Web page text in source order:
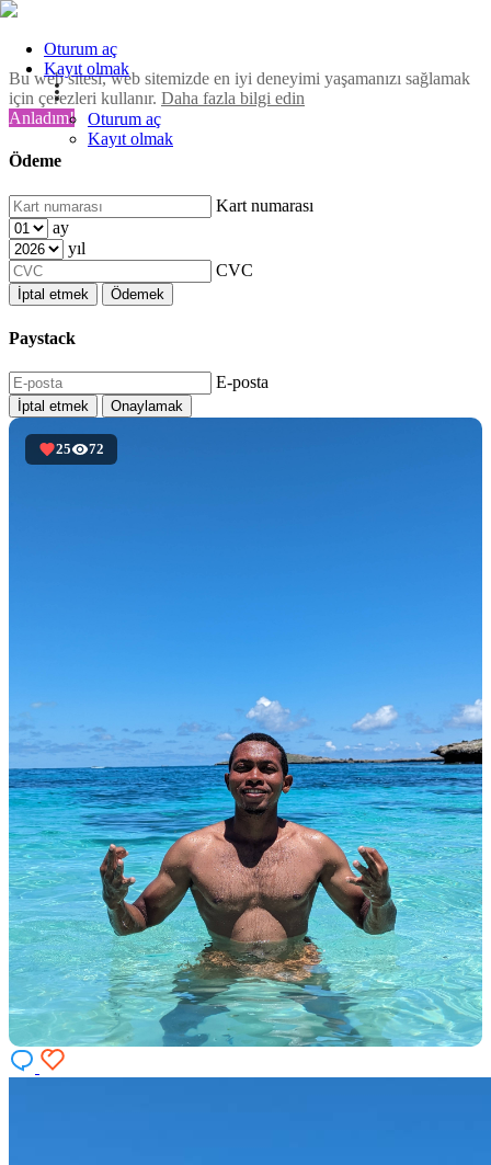
Bu web sitesi, web sitemizde en iyi deneyimi yaşamanızı sağlamak
için çerezleri kullanır. Daha fazla bilgi edin
Anladım!
Ödeme
Kart numarası
ay
yıl
CVC
İptal etmek Ödemek
Paystack
E-posta
İptal etmek Onaylamak
Oturum aç
Kayıt olmak
Oturum aç
Kayıt olmak
25 72